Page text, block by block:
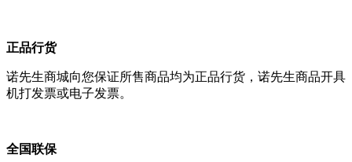
正品行货
诺先生商城向您保证所售商品均为正品行货，诺先生商品开具
机打发票或电子发票。
全国联保